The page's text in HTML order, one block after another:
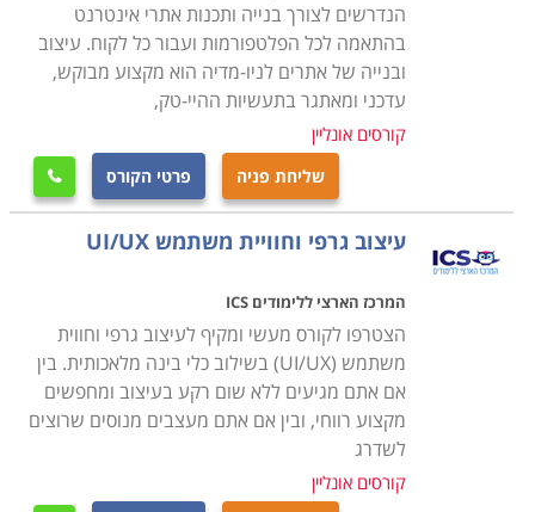
הינו ראשי תיבות של המילים User Interface
והוא נוגע לממשק המשתמש אשר מחבר בין המשתמש
לבין הטכנולוגיה. על מנת לנסות ולפשט את הדברים, נשווה
נשווה את חוויית המשתמש באתר לחוויית הצפייה במשחק
: במקרה כזה, מטרתם של מומחי ה UX
- הינה
להכנס לראש של הצופה ולהבין את החוויה שלו, לזהות את
הריגוש שלו ואת הצורה בה הוא חווה את האווירה במשחק.
לעומתם, מומחי ה
UI
- יתייחסו לאפשרויות ההגעה
למשחק ברכב פרטי ובתחבורה ציבורית, לנוחות הישיבה
ולמיזוג האוויר.
הנדרשים לצורך בנייה ותכנות אתרי אינטרנט
בהתאמה לכל הפלטפורמות ועבור כל לקוח. עיצוב
ובנייה של אתרים לניו-מדיה הוא מקצוע מבוקש,
עדכני ומאתגר בתעשיות ההיי-טק,
קורסים אונליין
שליחת פניה פרטי הקורס 
עיצוב גרפי וחוויית משתמש UI/UX
המרכז הארצי ללימודים ICS
הצטרפו לקורס מעשי ומקיף לעיצוב גרפי וחווית
משתמש (UI/UX) בשילוב כלי בינה מלאכותית. בין
אם אתם מגיעים ללא שום רקע בעיצוב ומחפשים
מקצוע רווחי, ובין אם אתם מעצבים מנוסים שרוצים
לשדרג
קורסים אונליין